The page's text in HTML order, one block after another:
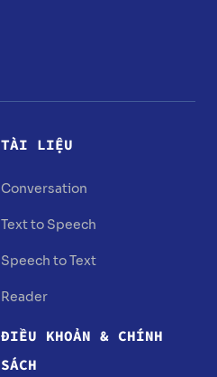
TÀI LIỆU
Conversation
Text to Speech
Speech to Text
Reader
ĐIỀU KHOẢN & CHÍNH
SÁCH